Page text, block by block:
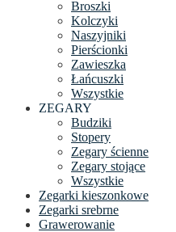
Broszki
Kolczyki
Naszyjniki
Pierścionki
Zawieszka
Łańcuszki
Wszystkie
ZEGARY
Budziki
Stopery
Zegary ścienne
Zegary stojące
Wszystkie
Zegarki kieszonkowe
Zegarki srebrne
Grawerowanie